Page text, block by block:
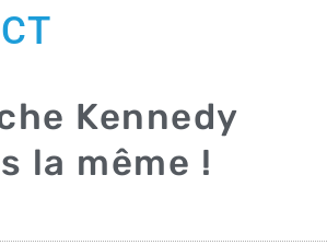
Kennedy
la même !